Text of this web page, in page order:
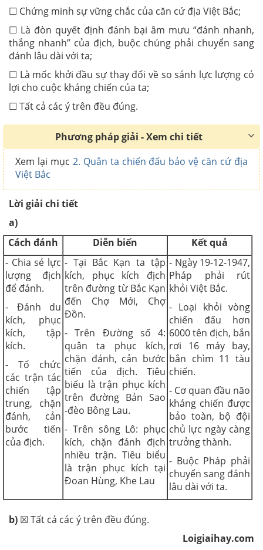
☐ Chứng minh sự vững chắc của căn cứ địa Việt Bắc;
☐ Là đòn quyết định đánh bại âm mưu “đánh nhanh,
thắng nhanh” của địch, buộc chúng phải chuyển sang
đánh lâu dài với ta;
☐ Là mốc khởi đầu sự thay đổi về so sánh lực lượng có
lợi cho cuộc kháng chiến của ta;
☐ Tất cả các ý trên đều đúng.
Phương pháp giải - Xem chi tiết
Xem lại mục 2. Quân ta chiến đấu bảo vệ căn cứ địa
Việt Bắc
Lời giải chi tiết
a)
Cách đánh
Diễn biến
Kết quả
- Chia sẻ lực
lượng địch
để đánh.
- Đánh du
kích, phục
kích, tập
kích.
- Tổ chức
các trận tác
chiến tập
trung, chặn
đánh, cản
bước tiến
của địch.
- Tại Bắc Kạn ta tập
kích, phục kích địch
trên đường từ Bắc Kạn
đến Chợ Mới, Chợ
Đồn.
- Trên Đường số 4:
quân ta phục kích,
chặn đánh, cản bước
tiến của địch. Tiêu
biểu là trận phục kích
trên đường Bản Sao
-đèo Bông Lau.
- Trên sông Lô: phục
kích, chặn đánh địch
nhiều trận. Tiêu biểu
là trận phục kích tại
Đoan Hùng, Khe Lau
- Ngày 19-12-1947,
Pháp phải rút
khỏi Việt Bắc.
- Loại khỏi vòng
chiến đấu hơn
6000 tên địch, bắn
rơi 16 máy bay,
bắn chìm 11 tàu
chiến.
- Cơ quan đầu não
kháng chiến được
bảo toàn, bộ đội
chủ lực ngày càng
trưởng thành.
- Buộc Pháp phải
chuyển sang đánh
lâu dài với ta.
b) ☒ Tất cả các ý trên đều đúng.
Loigiaihay.com